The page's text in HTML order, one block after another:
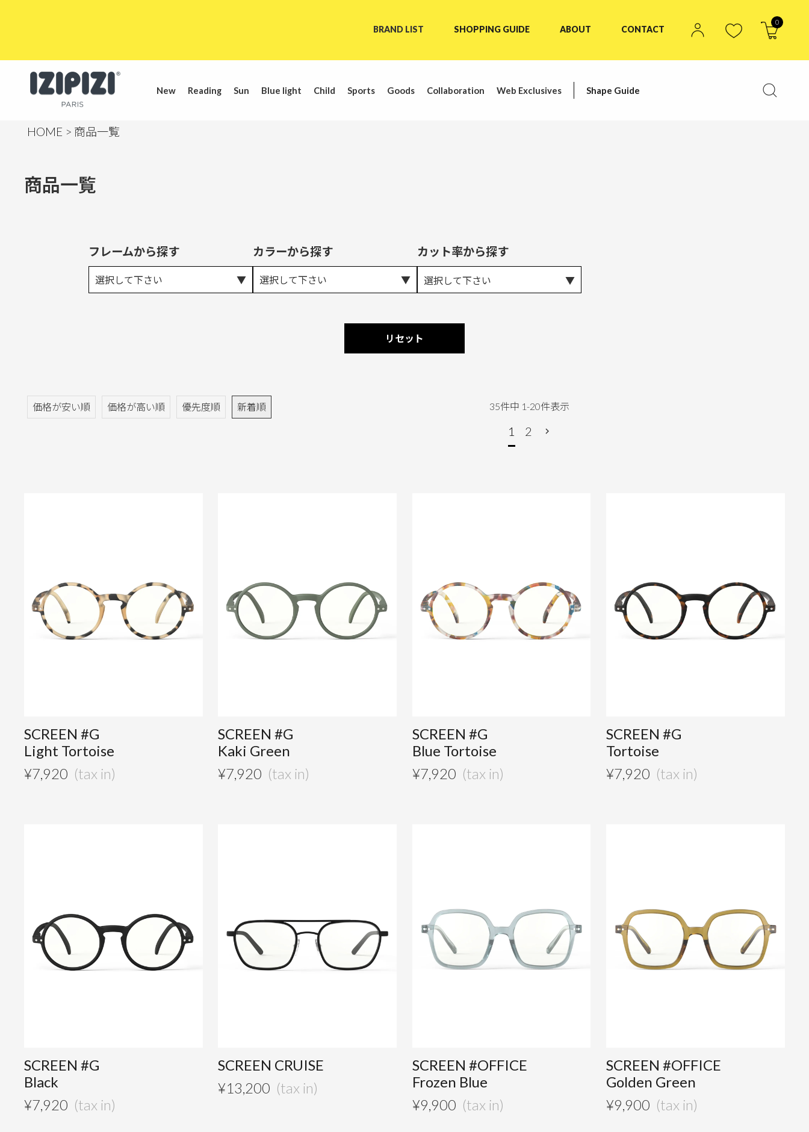
BRAND LIST SHOPPING GUIDE ABOUT CONTACT
0
New Reading Sun Blue light Child Sports Goods Collaboration Web Exclusives Shape Guide
HOME 商品一覧
商品一覧
フレームから探す
選択して下さい
カラーから探す
選択して下さい
カット率から探す
選択して下さい
リセット
価格が安い順 価格が高い順 優先度順 新着順 35件中 1-20件表示
1 2
SCREEN #G
Light Tortoise
¥7,920
SCREEN #G
Kaki Green
¥7,920
SCREEN #G
Blue Tortoise
¥7,920
SCREEN #G
Tortoise
¥7,920
SCREEN #G
Black
¥7,920
SCREEN CRUISE
¥13,200
SCREEN #OFFICE
Frozen Blue
¥9,900
SCREEN #OFFICE
Golden Green
¥9,900